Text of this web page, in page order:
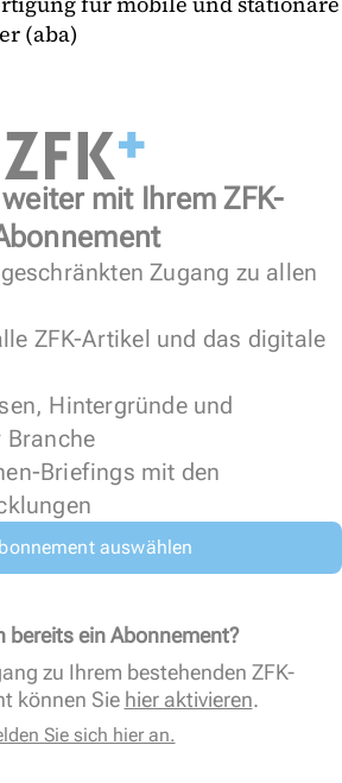
(aba)
mit Ihrem ZFK-
Zugang zu allen
ZFK-Artikel und das digitale
Hintergründe und
Branche
Briefings mit den
auswählen
bereits ein Abonnement?
zu Ihrem bestehenden ZFK-
können Sie hier aktivieren.
Sie sich hier an.